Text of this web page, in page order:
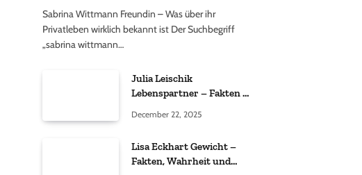
Sabrina Wittmann Freundin – Was über ihr
Privatleben wirklich bekannt ist Der Suchbegriff
„sabrina wittmann…
Julia Leischik
Lebenspartner – Fakten &
December 22, 2025
Lisa Eckhart Gewicht –
Fakten, Wahrheit und